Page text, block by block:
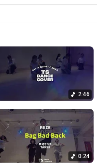
2:46
0:24